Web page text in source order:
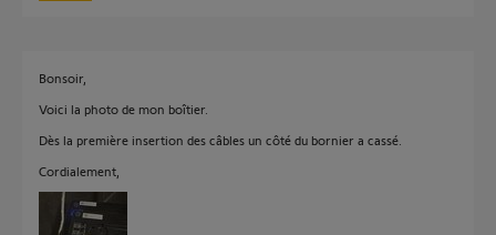
Bonsoir,
Voici la photo de mon boîtier.
Dès la première insertion des câbles un côté du bornier a cassé.
Cordialement,